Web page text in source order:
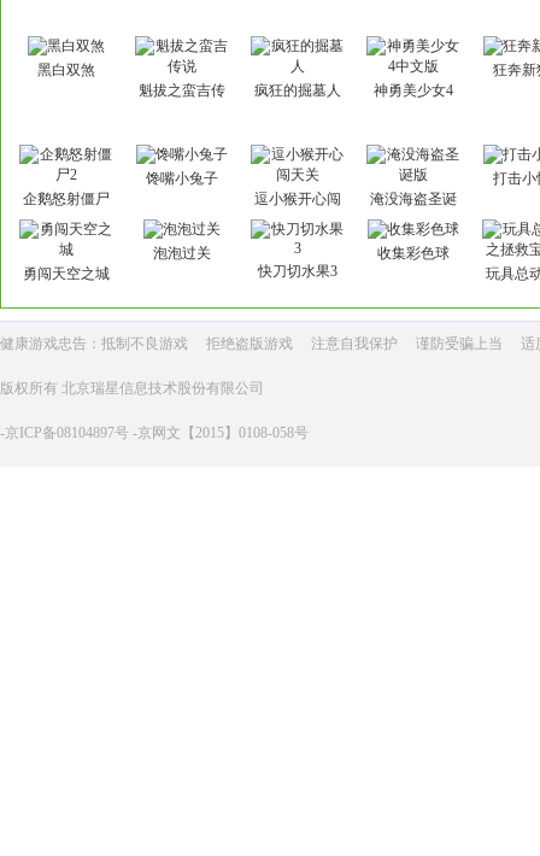
黑白双煞
魁拔之蛮吉传
疯狂的掘墓人
神勇美少女4
狂奔新
企鹅怒射僵尸
馋嘴小兔子
逗小猴开心闯
淹没海盗圣诞
打击小
勇闯天空之城
泡泡过关
快刀切水果3
收集彩色球
玩具总
健康游戏忠告：抵制不良游戏 拒绝盗版游戏 注意自我保护 谨防受骗上当 适
版权所有 北京瑞星信息技术股份有限公司
-京ICP备08104897号 -京网文【2015】0108-058号